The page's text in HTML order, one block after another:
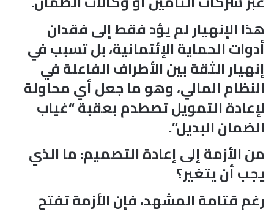
هذا الإنهيار لم يؤد فقط إلى فقدان
أدوات الحماية الإئتمانية، بل تسبب في
إنهيار الثقة بين الأطراف الفاعلة في
النظام المالي، وهو ما جعل أي محاولة
لإعادة التمويل تصطدم بعقبة “غياب
الضمان البديل”.
من الأزمة إلى إعادة التصميم: ما الذي
يجب أن يتغير؟
رغم قتامة المشهد، فإن الأزمة تفتح